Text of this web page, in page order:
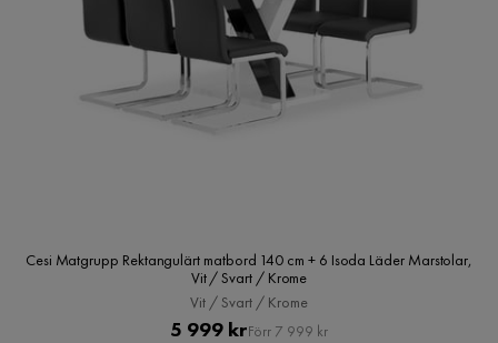
Cesi Matgrupp Rektangulärt matbord 140 cm + 6 Isoda Läder Marstolar,
Vit / Svart / Krome
Vit / Svart / Krome
Pris
5 999 krOriginal
Förr 7 999 kr